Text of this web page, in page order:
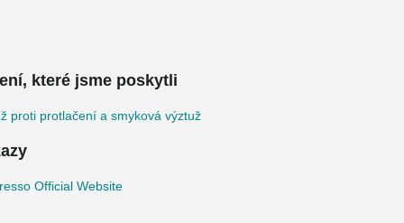
které jsme poskytli
proti protlačení a smyková výztuž
Official Website